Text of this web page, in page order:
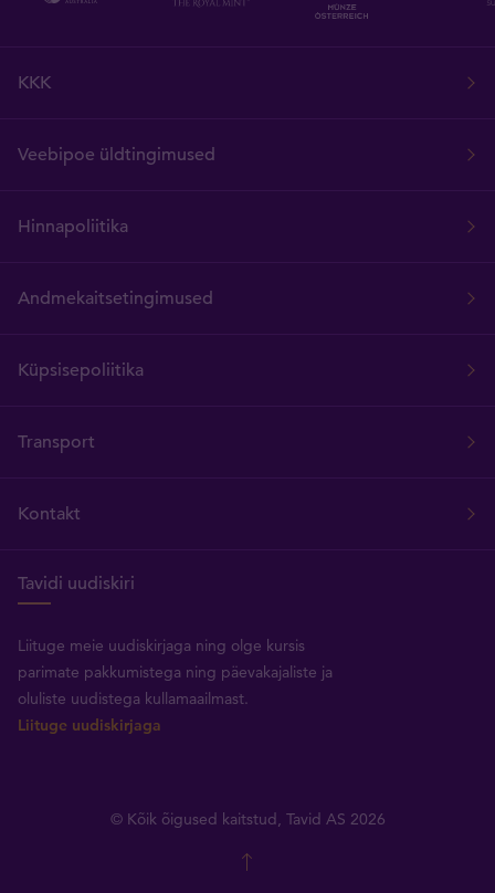
KKK
Veebipoe üldtingimused
Hinnapoliitika
Andmekaitsetingimused
Küpsisepoliitika
Transport
Kontakt
Tavidi uudiskiri
Liituge meie uudiskirjaga ning olge kursis
parimate pakkumistega ning päevakajaliste ja
oluliste uudistega kullamaailmast.
Liituge uudiskirjaga
© Kõik õigused kaitstud, Tavid AS 2026